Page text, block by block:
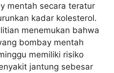
mentah secara teratur
kadar kolesterol.
menemukan bahwa
bombay mentah
memiliki risiko
jantung sebesar